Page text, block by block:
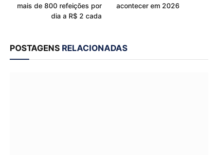
mais de 800 refeições por
dia a R$ 2 cada
acontecer em 2026
POSTAGENS RELACIONADAS